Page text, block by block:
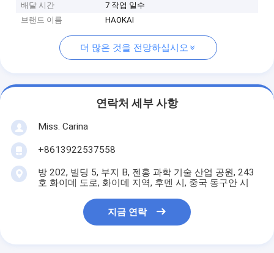
배달 시간
7 작업 일수
브랜드 이름
HAOKAI
더 많은 것을 전망하십시오
연락처 세부 사항
Miss. Carina
+8613922537558
방 202, 빌딩 5, 부지 B, 젠홍 과학 기술 산업 공원, 243
호 화이데 도로, 화이데 지역, 후멘 시, 중국 동구안 시
지금 연락